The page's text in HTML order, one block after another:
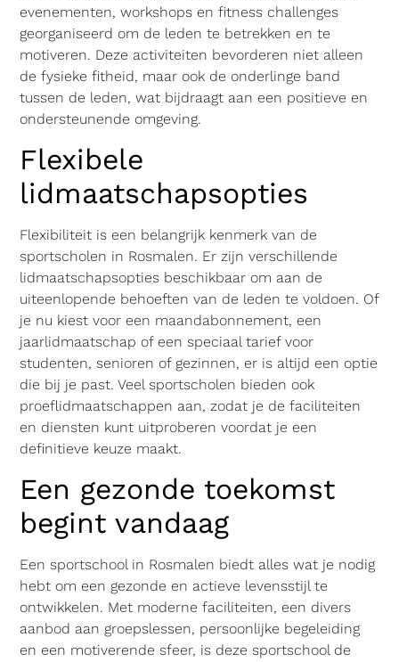
evenementen, workshops en fitness challenges
georganiseerd om de leden te betrekken en te
motiveren. Deze activiteiten bevorderen niet alleen
de fysieke fitheid, maar ook de onderlinge band
tussen de leden, wat bijdraagt aan een positieve en
ondersteunende omgeving.
Flexibele
lidmaatschapsopties
Flexibiliteit is een belangrijk kenmerk van de
sportscholen in Rosmalen. Er zijn verschillende
lidmaatschapsopties beschikbaar om aan de
uiteenlopende behoeften van de leden te voldoen. Of
je nu kiest voor een maandabonnement, een
jaarlidmaatschap of een speciaal tarief voor
studenten, senioren of gezinnen, er is altijd een optie
die bij je past. Veel sportscholen bieden ook
proeflidmaatschappen aan, zodat je de faciliteiten
en diensten kunt uitproberen voordat je een
definitieve keuze maakt.
Een gezonde toekomst
begint vandaag
Een sportschool in Rosmalen biedt alles wat je nodig
hebt om een gezonde en actieve levensstijl te
ontwikkelen. Met moderne faciliteiten, een divers
aanbod aan groepslessen, persoonlijke begeleiding
en een motiverende sfeer, is deze sportschool de